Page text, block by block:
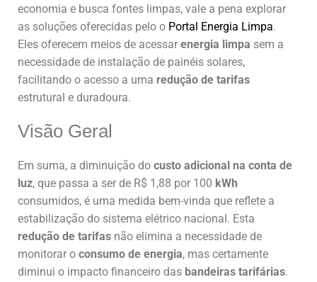
economia e busca fontes limpas, vale a pena explorar
as soluções oferecidas pelo o Portal Energia Limpa.
Eles oferecem meios de acessar energia limpa sem a
necessidade de instalação de painéis solares,
facilitando o acesso a uma redução de tarifas
estrutural e duradoura.
Visão Geral
Em suma, a diminuição do custo adicional na conta de
luz, que passa a ser de R$ 1,88 por 100 kWh
consumidos, é uma medida bem-vinda que reflete a
estabilização do sistema elétrico nacional. Esta
redução de tarifas não elimina a necessidade de
monitorar o consumo de energia, mas certamente
diminui o impacto financeiro das bandeiras tarifárias.